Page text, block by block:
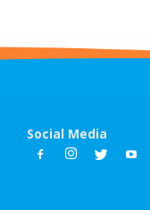
Social Media